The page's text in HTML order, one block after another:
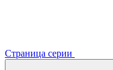
Страница серии